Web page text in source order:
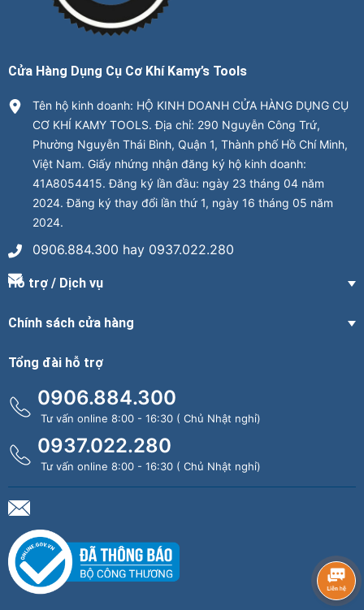
Cửa Hàng Dụng Cụ Cơ Khí Kamy’s Tools
Tên hộ kinh doanh: HỘ KINH DOANH CỬA HÀNG DỤNG CỤ
CƠ KHÍ KAMY TOOLS. Địa chỉ: 290 Nguyễn Công Trứ,
Phường Nguyễn Thái Bình, Quận 1, Thành phố Hồ Chí Minh,
Việt Nam. Giấy nhứng nhận đăng ký hộ kinh doanh:
41A8054415. Đăng ký lần đầu: ngày 23 tháng 04 năm
2024. Đăng ký thay đổi lần thứ 1, ngày 16 tháng 05 năm
2024.
0906.884.300 hay 0937.022.280
Hỗ trợ / Dịch vụ
Chính sách cửa hàng
Tổng đài hỗ trợ
0906.884.300
Tư vấn online 8:00 - 16:30 ( Chủ Nhật nghỉ)
0937.022.280
Tư vấn online 8:00 - 16:30 ( Chủ Nhật nghỉ)